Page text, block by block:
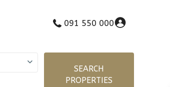
091 550 000
SEARCH
PROPERTIES